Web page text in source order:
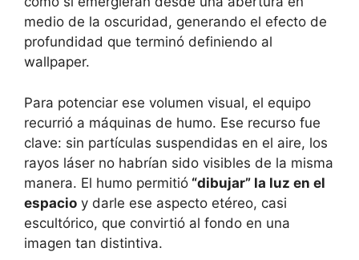
medio de la oscuridad, generando el efecto de
profundidad que terminó definiendo al
wallpaper.
Para potenciar ese volumen visual, el equipo
recurrió a máquinas de humo. Ese recurso fue
clave: sin partículas suspendidas en el aire, los
rayos láser no habrían sido visibles de la misma
manera. El humo permitió “dibujar” la luz en el
espacio y darle ese aspecto etéreo, casi
escultórico, que convirtió al fondo en una
imagen tan distintiva.